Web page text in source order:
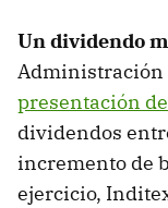
Un dividendo
Administración
presentación
dividendos
incremento de
ejercicio,